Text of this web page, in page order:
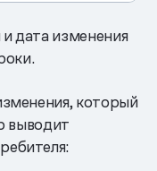
дата изменения
который
выводит